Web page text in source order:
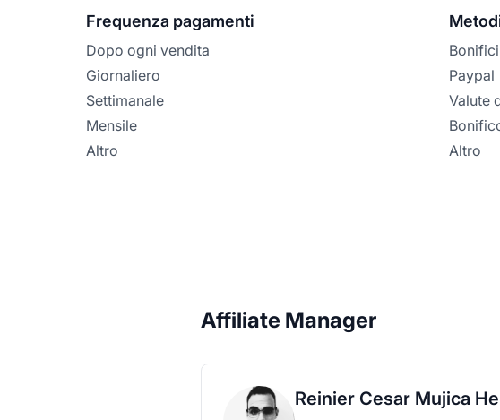
Frequenza pagamenti
Dopo ogni vendita
Giornaliero
Settimanale
Mensile
Altro
Paypal
Valute
Altro
Affiliate Manager
Reinier Cesar Mujica